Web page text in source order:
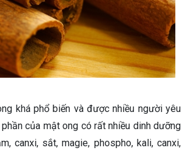
khá phổ biến và được nhiều người yêu
phần của mật ong có rất nhiều dinh dưỡng
canxi, sắt, magie, phospho, kali, canxi,